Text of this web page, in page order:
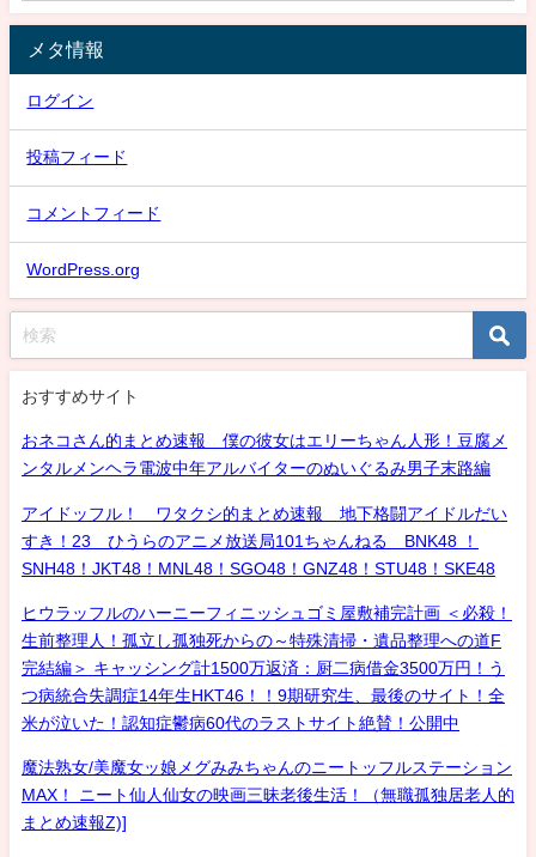
メタ情報
ログイン
投稿フィード
コメントフィード
WordPress.org
おすすめサイト
おネコさん的まとめ速報 僕の彼女はエリーちゃん人形！豆腐メ
ンタルメンヘラ電波中年アルバイターのぬいぐるみ男子末路編
アイドッフル！ ワタクシ的まとめ速報 地下格闘アイドルだい
すき！23 ひうらのアニメ放送局101ちゃんねる BNK48 ！
SNH48！JKT48！MNL48！SGO48！GNZ48！STU48！SKE48
ヒウラッフルのハーニーフィニッシュゴミ屋敷補完計画 ＜必殺！
生前整理人！孤立し孤独死からの～特殊清掃・遺品整理への道F
完結編＞ キャッシング計1500万返済：厨二病借金3500万円！う
つ病統合失調症14年生HKT46！！9期研究生、最後のサイト！全
米が泣いた！認知症鬱病60代のラストサイト絶賛！公開中
魔法熟女/美魔女ッ娘メグみみちゃんのニートッフルステーション
MAX！ ニート仙人仙女の映画三昧老後生活！（無職孤独居老人的
まとめ速報Z)]